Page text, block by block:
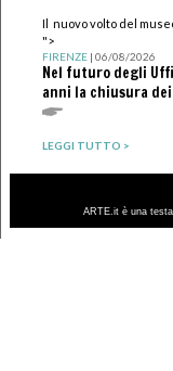
Il nuovo volto del
">
FIRENZE| 06/08/2026
Nel futuro degli
anni la chiusura
LEGGI TUTTO >
ARTE.it è una